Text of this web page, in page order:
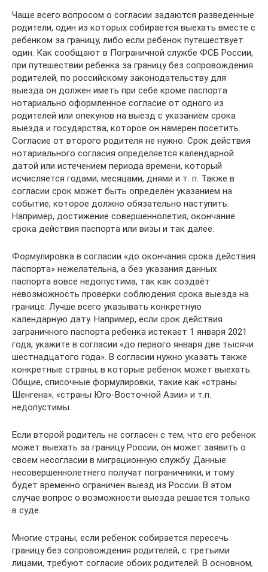
Чаще всего вопросом о согласии задаются разведенные
родители, один из которых собирается выехать вместе с
ребенком за границу, либо если ребенок путешествует
один. Как сообщают в Пограничной службе ФСБ России,
при путешествии ребенка за границу без сопровождения
родителей, по российскому законодательству для
выезда он должен иметь при себе кроме паспорта
нотариально оформленное согласие от одного из
родителей или опекунов на выезд с указанием срока
выезда и государства, которое он намерен посетить.
Согласие от второго родителя не нужно. Срок действия
нотариального согласия определяется календарной
датой или истечением периода времени, который
исчисляется годами, месяцами, днями и т. п. Также в
согласии срок может быть определён указанием на
событие, которое должно обязательно наступить.
Например, достижение совершеннолетия, окончание
срока действия паспорта или визы и так далее.
Формулировка в согласии «до окончания срока действия
паспорта» нежелательна, а без указания данных
паспорта вовсе недопустима, так как создаёт
невозможность проверки соблюдения срока выезда на
границе. Лучше всего указывать конкретную
календарную дату. Например, если срок действия
заграничного паспорта ребенка истекает 1 января 2021
года, укажите в согласии «до первого января две тысячи
шестнадцатого года». В согласии нужно указать также
конкретные страны, в которые ребенок может выехать.
Общие, списочные формулировки, такие как «страны
Шенгена», «страны Юго-Восточной Азии» и т.п.
недопустимы.
Если второй родитель не согласен с тем, что его ребенок
может выехать за границу России, он может заявить о
своем несогласии в миграционную службу. Данные
несовершеннолетнего получат пограничники, и тому
будет временно ограничен выезд из России. В этом
случае вопрос о возможности выезда решается только
в суде.
Многие страны, если ребенок собирается пересечь
границу без сопровождения родителей, с третьими
лицами, требуют согласие обоих родителей. В основном,